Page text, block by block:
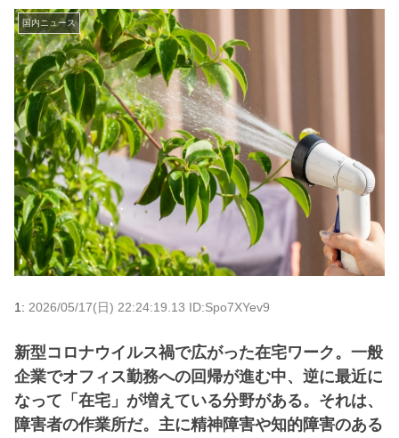
国内ニュース
1: 2026/05/17(日) 22:24:19.13 ID:Spo7XYev9
新型コロナウイルス禍で広がった在宅ワーク。一般
企業でオフィス勤務への回帰が進む中、逆に最近に
なって「在宅」が増えている分野がある。それは、
障害者の作業所だ。主に精神障害や知的障害のある